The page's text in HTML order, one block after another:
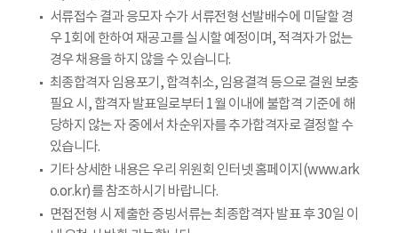
서류접수 결과 응모자 수가 서류전형 선발배수에 미달할 경
우 1회에 한하여 재공고를 실시할 예정이며, 적격자가 없는
경우 채용을 하지 않을 수 있습니다.
최종합격자 임용포기, 합격취소, 임용결격 등으로 결원 보충
필요 시, 합격자 발표일로부터 1월 이내에 불합격 기준에 해
당하지 않는 자 중에서 차순위자를 추가합격자로 결정할 수
있습니다.
기타 상세한 내용은 우리 위원회 인터넷 홈페이지(www.ark
o.or.kr)를 참조하시기 바랍니다.
면접전형 시 제출한 증빙서류는 최종합격자 발표 후 30일 이